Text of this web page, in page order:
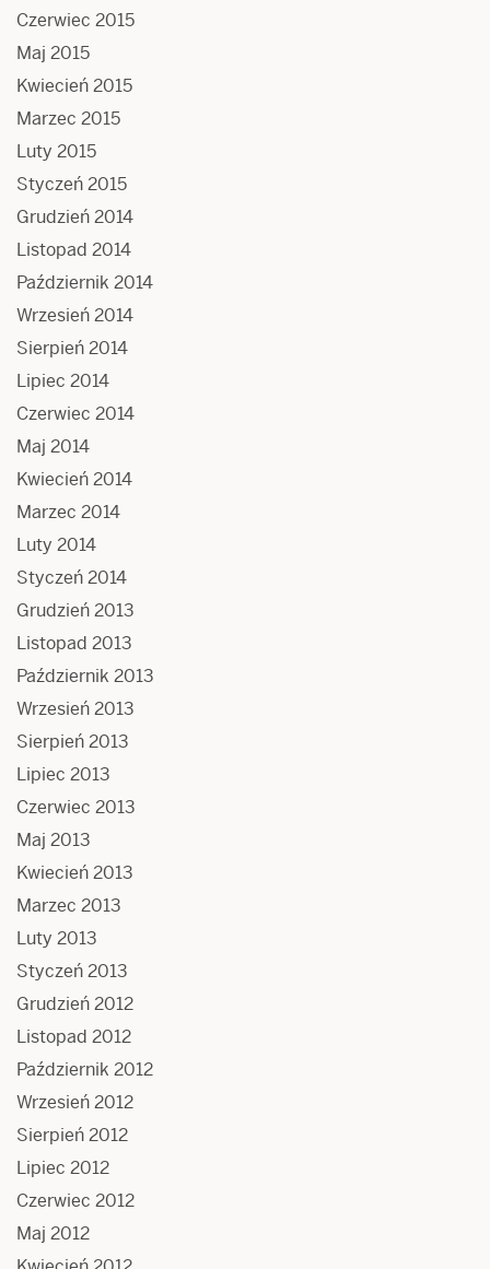
Czerwiec 2015
Maj 2015
Kwiecień 2015
Marzec 2015
Luty 2015
Styczeń 2015
Grudzień 2014
Listopad 2014
Październik 2014
Wrzesień 2014
Sierpień 2014
Lipiec 2014
Czerwiec 2014
Maj 2014
Kwiecień 2014
Marzec 2014
Luty 2014
Styczeń 2014
Grudzień 2013
Listopad 2013
Październik 2013
Wrzesień 2013
Sierpień 2013
Lipiec 2013
Czerwiec 2013
Maj 2013
Kwiecień 2013
Marzec 2013
Luty 2013
Styczeń 2013
Grudzień 2012
Listopad 2012
Październik 2012
Wrzesień 2012
Sierpień 2012
Lipiec 2012
Czerwiec 2012
Maj 2012